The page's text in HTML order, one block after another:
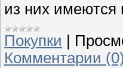
из них имеются
Покупки
Комментарии (0)